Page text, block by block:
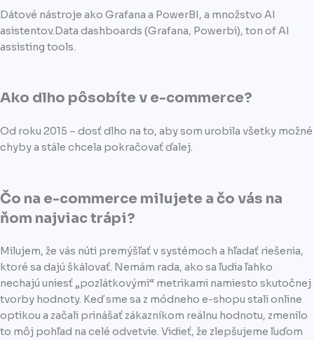
Dátové nástroje ako Grafana a PowerBI, a množstvo AI
asistentov.Data dashboards (Grafana, Powerbi), ton of AI
assisting tools.
Ako dlho pôsobíte v e-commerce?
Od roku 2015 – dosť dlho na to, aby som urobila všetky možné
chyby a stále chcela pokračovať ďalej.
Čo na e-commerce milujete a čo vás na
ňom najviac trápi?
Milujem, že vás núti premýšľať v systémoch a hľadať riešenia,
ktoré sa dajú škálovať. Nemám rada, ako sa ľudia ľahko
nechajú uniesť „pozlátkovými“ metrikami namiesto skutočnej
tvorby hodnoty. Keď sme sa z módneho e-shopu stali online
optikou a začali prinášať zákazníkom reálnu hodnotu, zmenilo
to môj pohľad na celé odvetvie. Vidieť, že zlepšujeme ľuďom